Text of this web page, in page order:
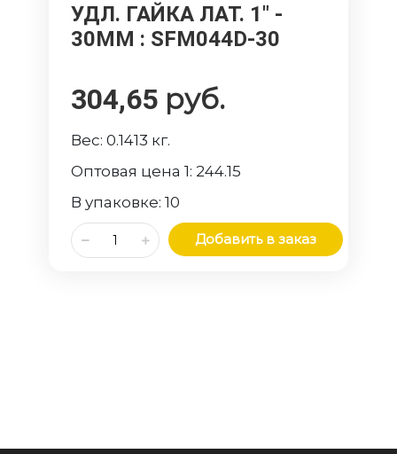
УДЛ. ГАЙКА ЛАТ. 1" -
30ММ : SFM044D-30
304,65 руб.
Вес:0.1413 кг.
Оптовая цена 1: 244.15
В упаковке:10
Добавить в заказ